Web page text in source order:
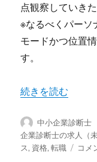
点観察していき
※なるべくパーソ
モードかつ位置
す。
“中小企業診断士
続きを読む
投
稿
者
中小企業診断士
企業診断士の求人（未
ス, 資格,転職
中
コメ